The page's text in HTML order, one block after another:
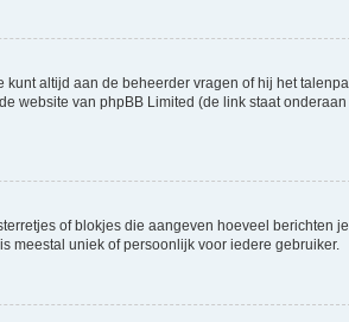
altijd aan de beheerder vragen of hij het
website van phpBB Limited (de link staat
of blokjes die aangeven hoeveel berichten je
meestal uniek of persoonlijk voor iedere gebruiker.